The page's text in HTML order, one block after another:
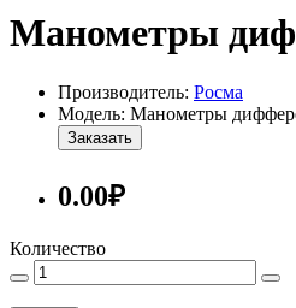
Манометры
Производитель: Росма
Модель: Манометры
Заказать
0.00₽
Количество